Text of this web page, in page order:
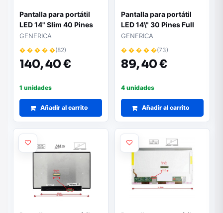
Pantalla para portátil
LED 14" Slim 40 Pines
Full HD Ancho 320mm
GENERICA
� � � � �(82)
140,40 €
1 unidades
Añadir al carrito
Pantalla para portátil
LED 14\" 30 Pines Full
HD para modelos ASUS
GENERICA
� � � � �(73)
89,40 €
4 unidades
Añadir al carrito